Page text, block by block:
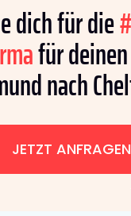
dich für die
für
nach
JETZT ANFRAGEN